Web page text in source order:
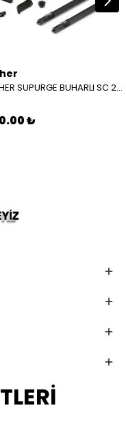
KARCHER SUPURGE BUHARLI SC 2 EASYFIX EU BEYAZ 15126000
₺